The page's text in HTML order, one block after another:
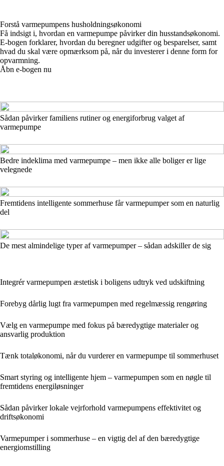
Forstå varmepumpens husholdningsøkonomi
Få indsigt i, hvordan en varmepumpe påvirker din husstandsøkonomi.
E-bogen forklarer, hvordan du beregner udgifter og besparelser, samt
hvad du skal være opmærksom på, når du investerer i denne form for
opvarmning.
Åbn e-bogen nu
Sådan påvirker familiens rutiner og energiforbrug valget af
varmepumpe
Bedre indeklima med varmepumpe – men ikke alle boliger er lige
velegnede
Fremtidens intelligente sommerhuse får varmepumper som en naturlig
del
De mest almindelige typer af varmepumper – sådan adskiller de sig
Integrér varmepumpen æstetisk i boligens udtryk ved udskiftning
Forebyg dårlig lugt fra varmepumpen med regelmæssig rengøring
Vælg en varmepumpe med fokus på bæredygtige materialer og
ansvarlig produktion
Tænk totaløkonomi, når du vurderer en varmepumpe til sommerhuset
Smart styring og intelligente hjem – varmepumpen som en nøgle til
fremtidens energiløsninger
Sådan påvirker lokale vejrforhold varmepumpens effektivitet og
driftsøkonomi
Varmepumper i sommerhuse – en vigtig del af den bæredygtige
energiomstilling